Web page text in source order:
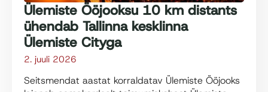
Ülemiste Ööjooksu 10 km distants
ühendab Tallinna kesklinna
Ülemiste Cityga
2. juuli 2026
Seitsmendat aastat korraldatav Ülemiste Ööjooks